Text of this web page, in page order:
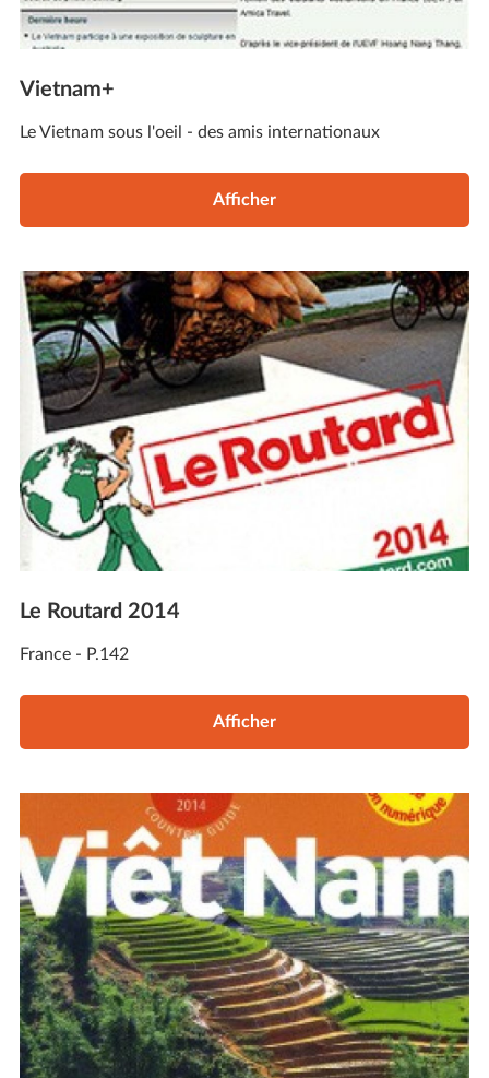
Vietnam+
Le Vietnam sous l'oeil - des amis internationaux
Afficher
Le Routard 2014
France - P.142
Afficher